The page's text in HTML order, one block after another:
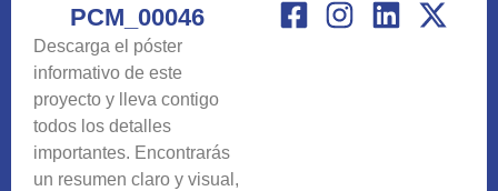
PCM_00046
Descarga el póster
informativo de este
proyecto y lleva contigo
todos los detalles
importantes. Encontrarás
un resumen claro y visual,